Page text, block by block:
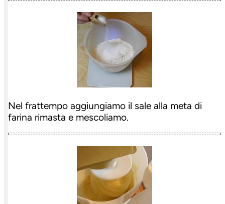
Nel frattempo aggiungiamo il sale alla meta di
farina rimasta e mescoliamo.